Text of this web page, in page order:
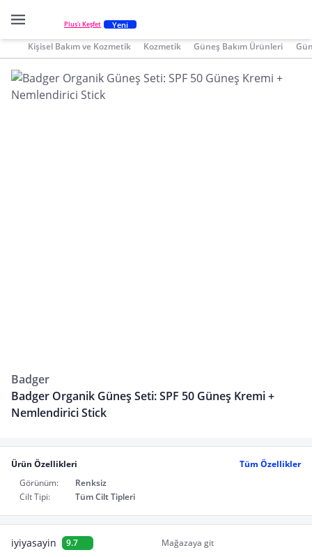
Plus'ı Keşfet Yeni
Kişisel Bakım ve Kozmetik Kozmetik Güneş Bakım Ürünleri
Badger
Badger Organik Güneş Seti: SPF 50 Güneş Kremi +
Nemlendirici Stick
Ürün Özellikleri
Tüm Özellikler
Görünüm:
Renksiz
Cilt Tipi:
Tüm Cilt Tipleri
iyiyasayin 9.7 Mağazaya git